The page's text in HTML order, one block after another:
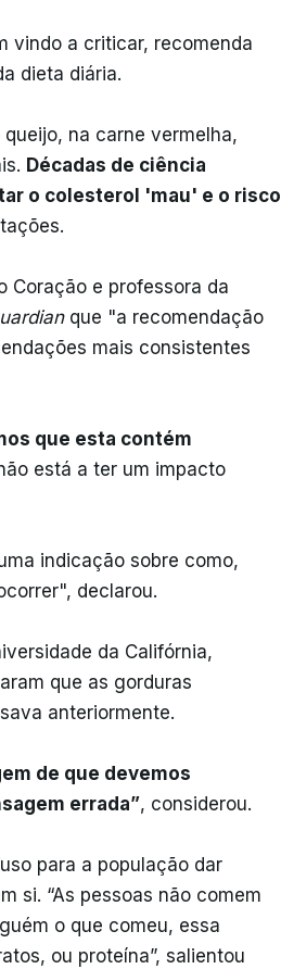
vindo a criticar, recomenda
dieta diária.
na carne vermelha,
Décadas de ciência
o colesterol 'mau' e o risco
Coração e professora da
que "a recomendação
mais consistentes
que esta contém
está a ter um impacto
indicação sobre como,
declarou.
da Califórnia,
que as gorduras
anteriormente.
de que devemos
errada”, considerou.
para a população dar
si. “As pessoas não comem
o que comeu, essa
ou proteína”, salientou